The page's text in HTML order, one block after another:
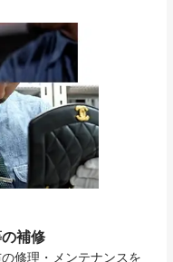
補修
修理・メンテナンスを